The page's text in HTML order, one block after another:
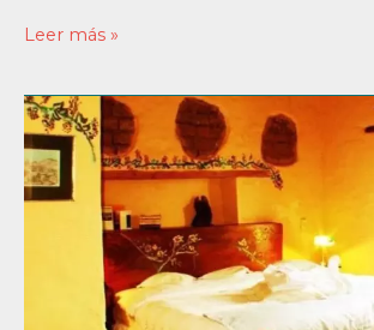
Leer más »
Los
Hoteles
Aliados
en
Villa
de
Internacional